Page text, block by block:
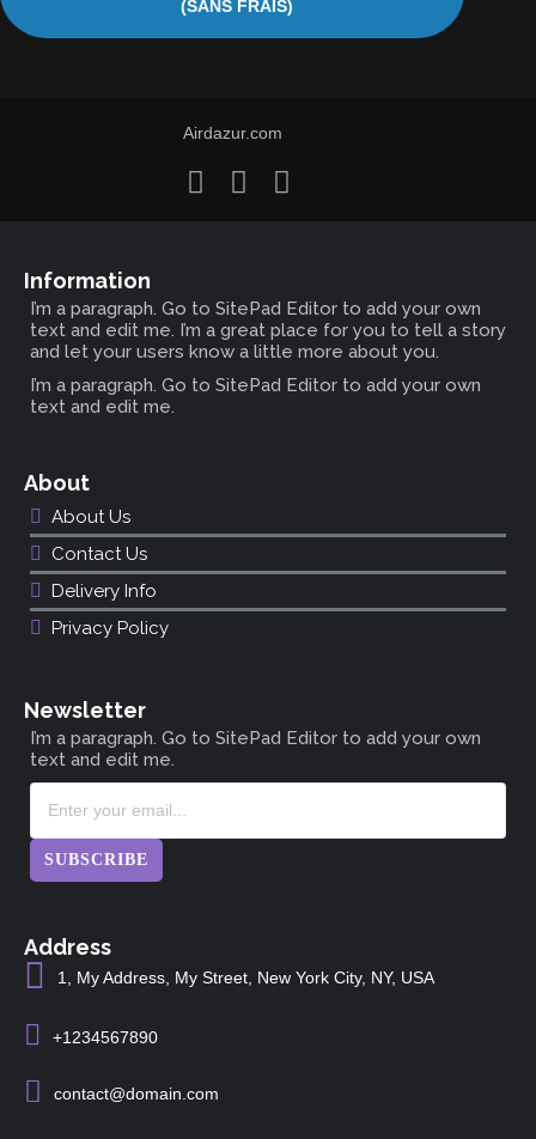
(SANS FRAIS)
Airdazur.com
Information
I’m a paragraph. Go to SitePad Editor to add your own
text and edit me. I’m a great place for you to tell a story
and let your users know a little more about you.
I’m a paragraph. Go to SitePad Editor to add your own
text and edit me.
About
About Us
Contact Us
Delivery Info
Privacy Policy
Newsletter
I’m a paragraph. Go to SitePad Editor to add your own
text and edit me.
SUBSCRIBE
Address
1, My Address, My Street, New York City, NY, USA
+1234567890
contact@domain.com